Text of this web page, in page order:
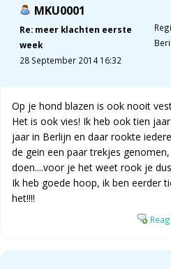
MKU0001
Re: meer klachten eerste
week
28 September 2014 16:32
Op je hond blazen is ook nooit
Het is ook vies! Ik heb ook tien
jaar in Berlijn en daar rookte
de gein een paar trekjes
doen....voor je het weet rook je
Ik heb goede hoop, ik ben eerder
het!!!!